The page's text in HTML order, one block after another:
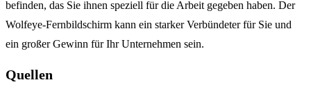
befinden, das Sie ihnen speziell für die Arbeit gegeben haben. Der
Wolfeye-Fernbildschirm kann ein starker Verbündeter für Sie und
ein großer Gewinn für Ihr Unternehmen sein.
Quellen